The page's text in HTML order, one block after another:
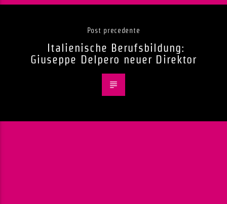
Post precedente
Italienische Berufsbildung:
Giuseppe Delpero neuer Direktor